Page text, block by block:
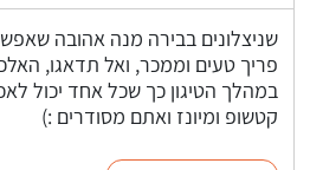
שניצלונים בבירה מנה אהובה
פריך טעים וממכר, ואל תדאגו,
במהלך הטיגון כך שכל אחד יכול
קטשופ ומיונז ואתם מסודרים :)